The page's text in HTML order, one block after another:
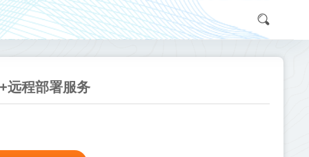
远程部署服务